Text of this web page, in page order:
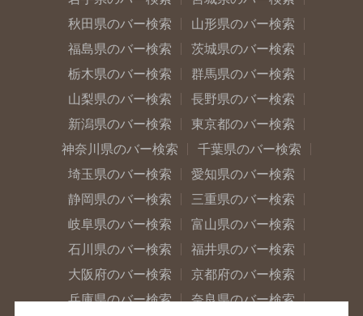
秋田県のバー検索
山形県のバー検索
福島県のバー検索
茨城県のバー検索
栃木県のバー検索
群馬県のバー検索
山梨県のバー検索
長野県のバー検索
新潟県のバー検索
東京都のバー検索
神奈川県のバー検索
千葉県のバー検索
埼玉県のバー検索
愛知県のバー検索
静岡県のバー検索
三重県のバー検索
岐阜県のバー検索
富山県のバー検索
石川県のバー検索
福井県のバー検索
大阪府のバー検索
京都府のバー検索
兵庫県のバー検索
奈良県のバー検索